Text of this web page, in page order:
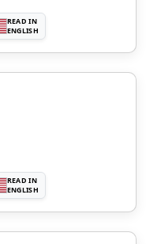
READ IN
ENGLISH
READ IN
ENGLISH